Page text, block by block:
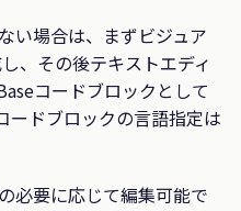
い場合は、まずビジュア
、その後テキストエディ
コードブロックとして
ードブロックの言語指定は
必要に応じて編集可能で